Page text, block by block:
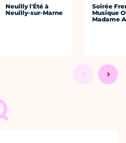
Neuilly l'Été à
Neuilly-sur-Marne
Soirée
Musique
Madame